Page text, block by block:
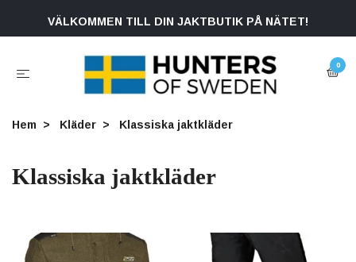
VÄLKOMMEN TILL DIN JAKTBUTIK PÅ NÄTET!
0
Hem Kläder Klassiska jaktkläder
Klassiska jaktkläder